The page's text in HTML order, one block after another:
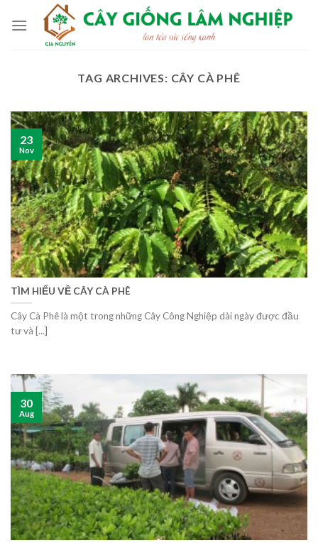
TAG ARCHIVES: CÂY CÀ PHÊ
TÌM HIỂU VỀ CÂY CÀ PHÊ
Cây Cà Phê là một trong những Cây Công Nghiệp dài ngày được đầu
tư và [...]
23
Nov
30
Aug